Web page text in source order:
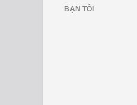
BẠN TÔI